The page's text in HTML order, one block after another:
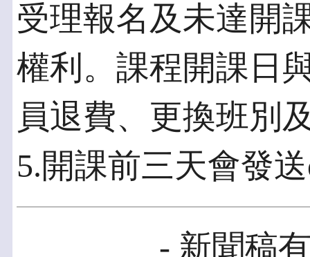
受理報名及未達開
權利。課程開課日
員退費、更換班別
5.開課前三天會發
- 新聞稿